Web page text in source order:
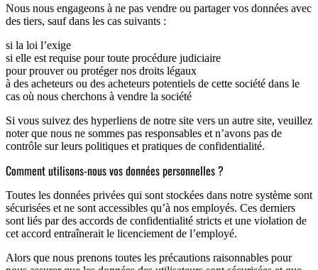
Nous nous engageons à ne pas vendre ou partager vos données avec
des tiers, sauf dans les cas suivants :
si la loi l’exige
si elle est requise pour toute procédure judiciaire
pour prouver ou protéger nos droits légaux
à des acheteurs ou des acheteurs potentiels de cette société dans le
cas où nous cherchons à vendre la société
Si vous suivez des hyperliens de notre site vers un autre site, veuillez
noter que nous ne sommes pas responsables et n’avons pas de
contrôle sur leurs politiques et pratiques de confidentialité.
Comment utilisons-nous vos données personnelles ?
Toutes les données privées qui sont stockées dans notre système sont
sécurisées et ne sont accessibles qu’à nos employés. Ces derniers
sont liés par des accords de confidentialité stricts et une violation de
cet accord entraînerait le licenciement de l’employé.
Alors que nous prenons toutes les précautions raisonnables pour